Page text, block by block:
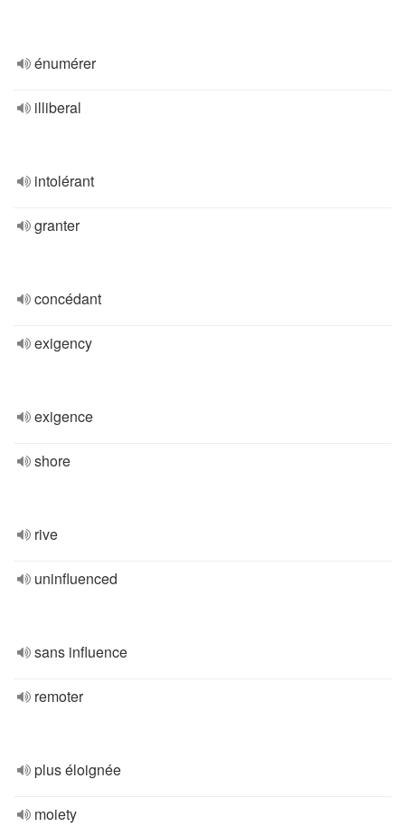
énumérer
illiberal
intolérant
granter
concédant
exigency
exigence
shore
rive
uninfluenced
sans influence
remoter
plus éloignée
moiety